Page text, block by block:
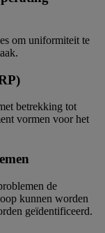
om uniformiteit te
betrekking tot
vormen voor het
de
kunnen worden
geïdentificeerd.